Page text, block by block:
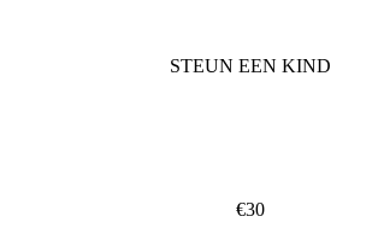
STEUN EEN KIND
€30